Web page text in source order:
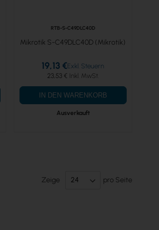
RTB-S-C49DLC40D
Mikrotik S-C49DLC40D (Mikrotik)
Ausverkauft
23,53 €
19,13 €
IN DEN WARENKORB
Zeige pro Seite